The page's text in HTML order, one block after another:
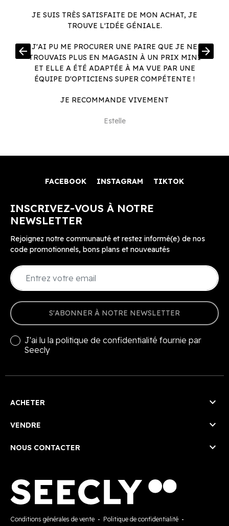
JE SUIS TRÈS SATISFAITE DE MON ACHAT, JE
TROUVE L'IDÉE GÉNIALE.
J'AI PU ME PROCURER UNE PAIRE QUE JE NE
TROUVAIS PLUS EN MAGASIN À UN PRIX MINI
ET ELLE A ÉTÉ ADAPTÉE À MA VUE PAR UNE
ÉQUIPE D'OPTICIENS SUPER COMPÉTENTE !
JE RECOMMANDE VIVEMENT
Estelle
arrow_back arrow_forward
FACEBOOK INSTAGRAM TIKTOK
INSCRIVEZ-VOUS À NOTRE
NEWSLETTER
Rejoignez notre communauté et restez informé(e) de nos
code promotionnels, bons plans et nouveautés
S'ABONNER À NOTRE NEWSLETTER
J'ai lu la politique de confidentialité fournie par
Seecly
ACHETER 
VENDRE 
NOUS CONTACTER 
Conditions générales de vente - Politique de confidentialité -